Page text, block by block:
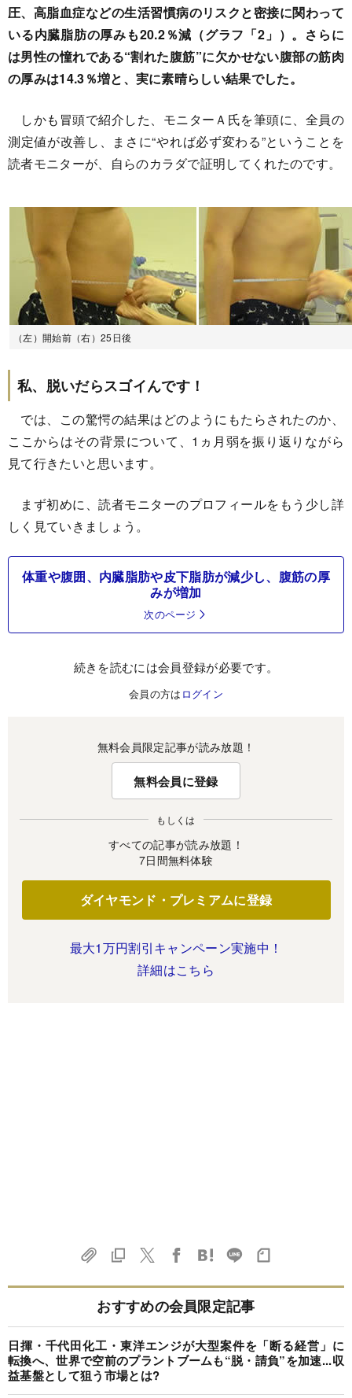
圧、高脂血症などの生活習慣病のリスクと密接に関わって
いる内臓脂肪の厚みも20.2％減（グラフ「2」）。さらに
は男性の憧れである“割れた腹筋”に欠かせない腹部の筋肉
の厚みは14.3％増と、実に素晴らしい結果でした。
しかも冒頭で紹介した、モニターＡ氏を筆頭に、全員の
測定値が改善し、まさに“やれば必ず変わる”ということを
読者モニターが、自らのカラダで証明してくれたのです。
（左）開始前（右）25日後
私、脱いだらスゴイんです！
では、この驚愕の結果はどのようにもたらされたのか、
ここからはその背景について、1ヵ月弱を振り返りながら
見て行きたいと思います。
まず初めに、読者モニターのプロフィールをもう少し詳
しく見ていきましょう。
体重や腹囲、内臓脂肪や皮下脂肪が減少し、腹筋の厚
みが増加
次のページ
続きを読むには会員登録が必要です。
会員の方は ログイン
無料会員限定記事が読み放題！
無料会員に登録
もしくは
すべての記事が読み放題！
7日間無料体験
ダイヤモンド・プレミアムに登録
最大1万円割引キャンペーン実施中！
詳細はこちら
おすすめの会員限定記事
日揮・千代田化工・東洋エンジが大型案件を「断る経営」に
転換へ、世界で空前のプラントブームも“脱・請負”を加速...収
益基盤として狙う市場とは?